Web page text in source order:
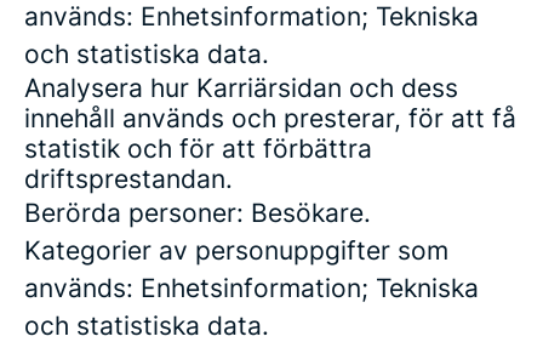
används: Enhetsinformation; Tekniska
och statistiska data.
Analysera hur Karriärsidan och dess
innehåll används och presterar, för att få
statistik och för att förbättra
driftsprestandan.
Berörda personer: Besökare.
Kategorier av personuppgifter som
används: Enhetsinformation; Tekniska
och statistiska data.